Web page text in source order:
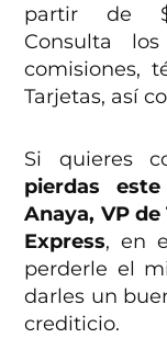
partir de
Consulta
comisiones,
Tarjetas, así
Si quieres
pierdas
Anaya, VP
Express, en
perderle el
darles un
crediticio.